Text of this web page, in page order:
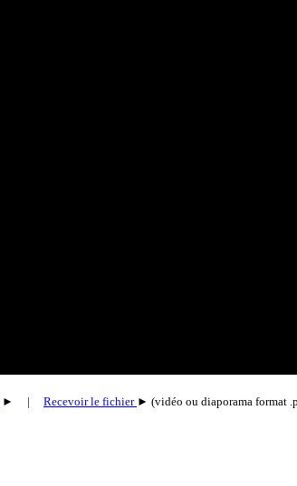
► | Recevoir le fichier ► (vidéo ou diaporama format